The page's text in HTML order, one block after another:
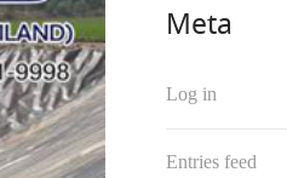
Meta
Log in
Entries feed